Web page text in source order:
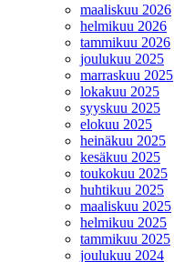
maaliskuu 2026
helmikuu 2026
tammikuu 2026
joulukuu 2025
marraskuu 2025
lokakuu 2025
syyskuu 2025
elokuu 2025
heinäkuu 2025
kesäkuu 2025
toukokuu 2025
huhtikuu 2025
maaliskuu 2025
helmikuu 2025
tammikuu 2025
joulukuu 2024